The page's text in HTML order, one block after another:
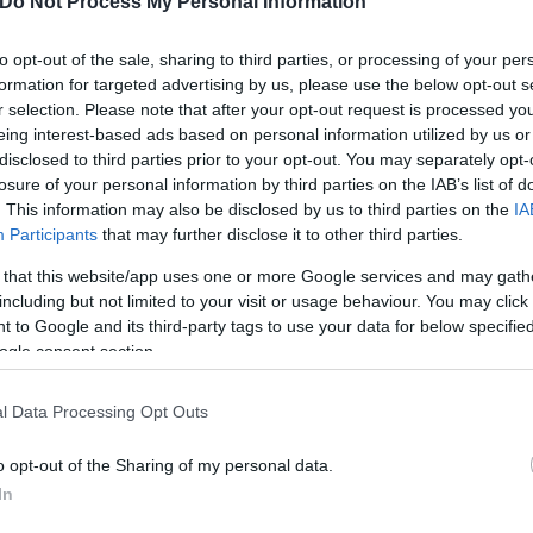
opt-out of the sale, sharing to third parties, or processing of your
for targeted advertising by us, please use the below opt-out
selection. Please note that after your opt-out request is processed
interest-based ads based on personal information utilized by us
to third parties prior to your opt-out. You may separately
of your personal information by third parties on the IAB’s list of
This information may also be disclosed by us to third parties on the
Participants that may further disclose it to other third parties.
that this website/app uses one or more Google services and may
but not limited to your visit or usage behaviour. You may
to Google and its third-party tags to use your data for below
consent section.
Data Processing Opt Outs
opt-out of the Sharing of my personal data.
αισιοδοξία. Ήθελα σήμερα να βρεθώ
με την παρουσία μου ένα νέο ξεκίνημα το
δύσκολο καλοκαίρι όχι μόνο για τον Έβρο, αλλά
τη διάρκεια της ομιλίας του.